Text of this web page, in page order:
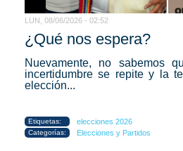
LUN, 08/06/2026 - 02:52
¿Qué nos espera?
Nuevamente, no sabemos
incertidumbre se repite y la
elección...
Etiquetas: elecciones 2026
Categorías: Elecciones y Partidos